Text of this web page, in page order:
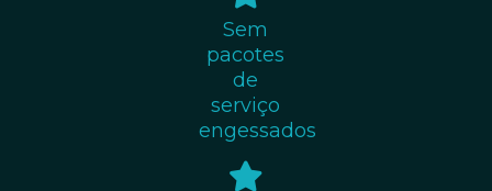
Sem
pacotes
de
serviço
engessados